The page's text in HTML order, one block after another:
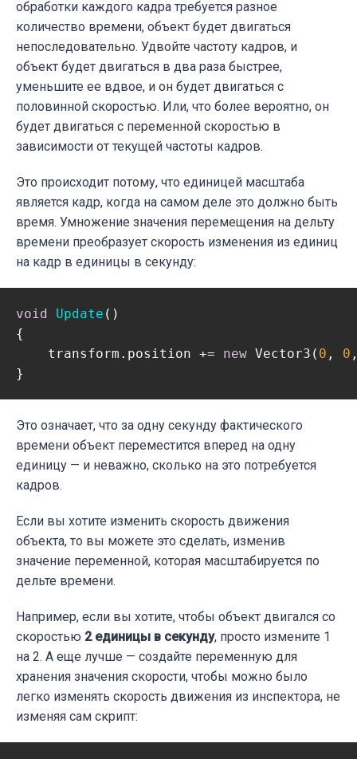
обработки каждого кадра требуется разное
количество времени, объект будет двигаться
непоследовательно. Удвойте частоту кадров, и
объект будет двигаться в два раза быстрее,
уменьшите ее вдвое, и он будет двигаться с
половинной скоростью. Или, что более вероятно, он
будет двигаться с переменной скоростью в
зависимости от текущей частоты кадров.
Это происходит потому, что единицей масштаба
является кадр, когда на самом деле это должно быть
время. Умножение значения перемещения на дельту
времени преобразует скорость изменения из единиц
на кадр в единицы в секунду:
void Update ( )
{
    transform.position +=
new Vector3( 0 , 0
}
Это означает, что за одну секунду фактического
времени объект переместится вперед на одну
единицу — и неважно, сколько на это потребуется
кадров.
Если вы хотите изменить скорость движения
объекта, то вы можете это сделать, изменив
значение переменной, которая масштабируется по
дельте времени.
Например, если вы хотите, чтобы объект двигался со
скоростью 2 единицы в секунду, просто измените 1
на 2. А еще лучше — создайте переменную для
хранения значения скорости, чтобы можно было
легко изменять скорость движения из инспектора, не
изменяя сам скрипт: